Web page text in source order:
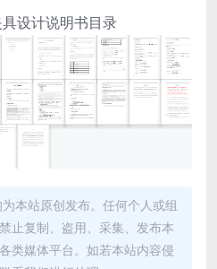
设计说明书目录
本站原创发布。任何个人或组
止复制、盗用、采集、发布本
类媒体平台。如若本站内容侵